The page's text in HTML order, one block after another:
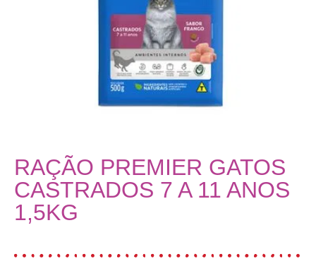
RAÇÃO PREMIER GATOS
CASTRADOS 7 A 11 ANOS
1,5KG